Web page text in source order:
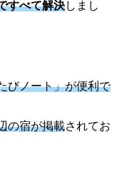
すべて解決しまし
びノート」が便利で
の宿が掲載されてお